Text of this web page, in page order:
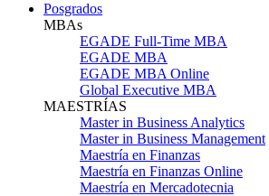
Posgrados
MBAs
EGADE Full-Time MBA
EGADE MBA
EGADE MBA Online
Global Executive MBA
MAESTRÍAS
Master in Business Analytics
Master in Business Management
Maestría en Finanzas
Maestría en Finanzas Online
Maestría en Mercadotecnia